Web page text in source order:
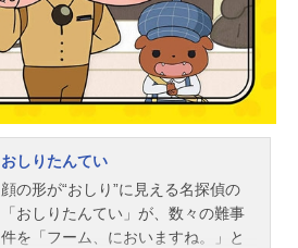
いく───作品名キャロル＆チューズ
デイ放送形態TVアニメスケジュール
2019年4月10日（水）～2019年10月
2日（水）フジテレビほか話数全24話
キャストキャロル：島袋美由利／VO
CAL：NaiBr.XX（ナイ・ブリック
ス）チューズデイ：市ノ瀬加那／VO
CAL：CeleinaAnn（セレイナ・ア
ン）ガス：大塚明夫ロディ：入野自
由アンジェラ：上坂すみれ／VOCA
おしりたんてい
顔の形が“おしり”に見える名探偵の
「おしりたんてい」が、数々の難事
件を「フーム、においますね。」と